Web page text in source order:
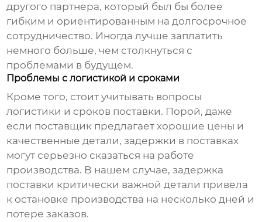
другого партнера, который был бы более
гибким и ориентированным на долгосрочное
сотрудничество. Иногда лучше заплатить
немного больше, чем столкнуться с
проблемами в будущем.
Проблемы с логистикой и сроками
Кроме того, стоит учитывать вопросы
логистики и сроков поставки. Порой, даже
если поставщик предлагает хорошие цены и
качественные детали, задержки в поставках
могут серьезно сказаться на работе
производства. В нашем случае, задержка
поставки критически важной детали привела
к остановке производства на несколько дней и
потере заказов.